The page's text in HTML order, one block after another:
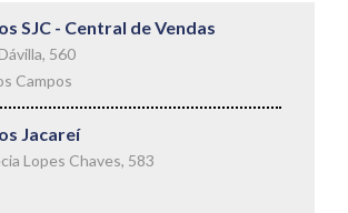
SJC - Central de Vendas
560
Campos
Jacareí
Lopes Chaves, 583